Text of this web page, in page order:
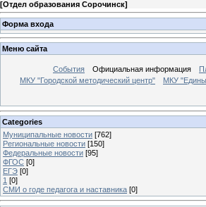
[Отдел образования Сорочинск]
Форма входа
Меню сайта
События Официальная информация
МКУ "Городской методический центр"
МКУ
Categories
Муниципальные новости [762]
Региональные новости [150]
Федеральные новости [95]
ФГОС [0]
ЕГЭ [0]
1 [0]
СМИ о годе педагога и наставника [0]